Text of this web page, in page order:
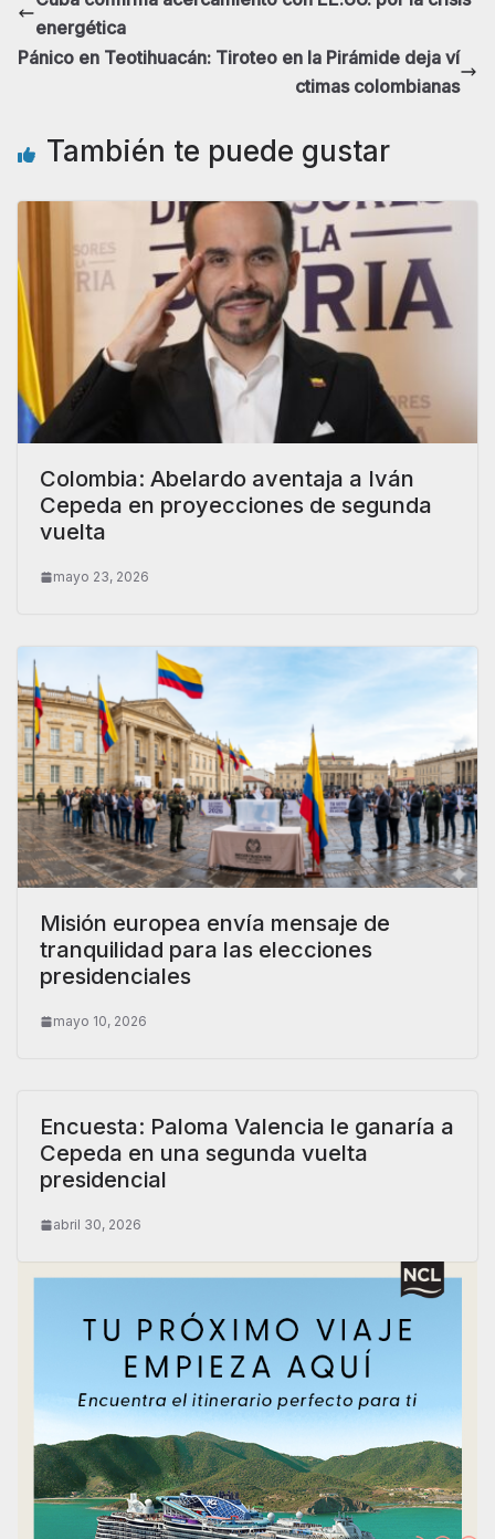
energética
Pánico en Teotihuacán: Tiroteo en la Pirámide deja ví
ctimas colombianas
También te puede gustar
Colombia: Abelardo aventaja a Iván
Cepeda en proyecciones de segunda
vuelta
mayo 23, 2026
Misión europea envía mensaje de
tranquilidad para las elecciones
presidenciales
mayo 10, 2026
Encuesta: Paloma Valencia le ganaría a
Cepeda en una segunda vuelta
presidencial
abril 30, 2026